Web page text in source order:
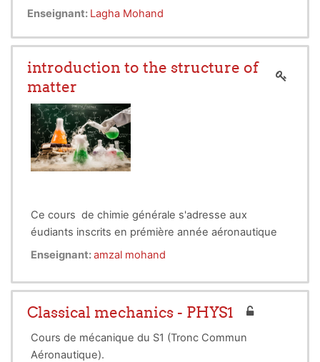
Aéronautique).
La notion d'algorithme sera prise en charge d’une
Fortran.
Enseignant: Lagha Mohand
introduction to the structure of
matter
Ce cours de chimie générale s'adresse aux
éudiants inscrits en prémière année aéronautique
( licence L-1).
Introductiona la structure de la matière
1)introductionà la structure de la matière
2) radioactivité et réactions nuclèaires
3) l'atome de Bohr
Enseignant:amzal mohand
Classical mechanics - PHYS1
Cours de mécanique du S1 (Tronc Commun
Aéronautique).